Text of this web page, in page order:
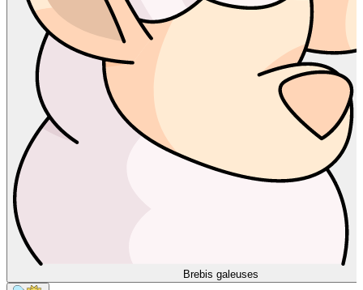
Brebis galeuses